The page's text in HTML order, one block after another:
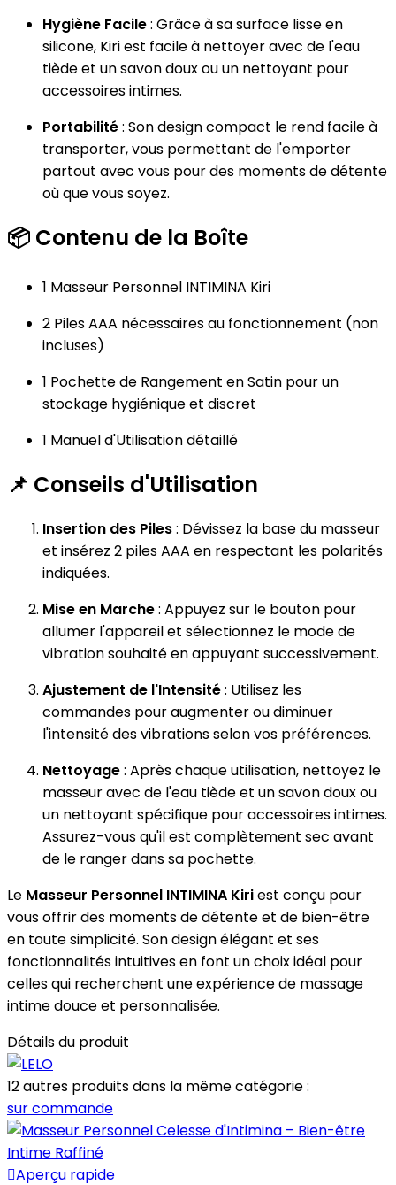
Hygiène Facile: Grâce à sa surface lisse en
silicone, Kiri est facile à nettoyer avec de l'eau
tiède et un savon doux ou un nettoyant pour
accessoires intimes.
Portabilité: Son design compact le rend facile à
transporter, vous permettant de l'emporter
partout avec vous pour des moments de détente
où que vous soyez.
📦 Contenu de la Boîte
1 Masseur Personnel INTIMINA Kiri
2 Piles AAA nécessaires au fonctionnement (non
incluses)
1 Pochette de Rangement en Satin pour un
stockage hygiénique et discret
1 Manuel d'Utilisation détaillé
📌 Conseils d'Utilisation
Insertion des Piles: Dévissez la base du masseur
et insérez 2 piles AAA en respectant les polarités
indiquées.
Mise en Marche: Appuyez sur le bouton pour
allumer l'appareil et sélectionnez le mode de
vibration souhaité en appuyant successivement.
Ajustement de l'Intensité: Utilisez les
commandes pour augmenter ou diminuer
l'intensité des vibrations selon vos préférences.
Nettoyage: Après chaque utilisation, nettoyez le
masseur avec de l'eau tiède et un savon doux ou
un nettoyant spécifique pour accessoires intimes.
Assurez-vous qu'il est complètement sec avant
de le ranger dans sa pochette.
Le Masseur Personnel INTIMINA Kiriest conçu pour
vous offrir des moments de détente et de bien-être
en toute simplicité. Son design élégant et ses
fonctionnalités intuitives en font un choix idéal pour
celles qui recherchent une expérience de massage
intime douce et personnalisée.
Détails du produit
12 autres produits dans la même catégorie :
sur commande
Aperçu rapide